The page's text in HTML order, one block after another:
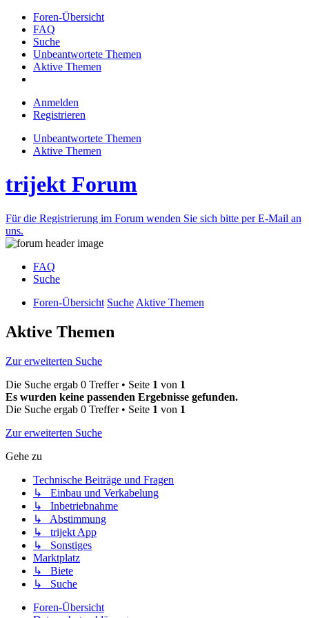
Foren-Übersicht
FAQ
Suche
Unbeantwortete Themen
Aktive Themen
Anmelden
Registrieren
Unbeantwortete Themen
Aktive Themen
trijekt Forum
Für die Registrierung im Forum wenden Sie sich bitte per E-Mail an
uns.
FAQ
Suche
Foren-Übersicht Suche Aktive Themen
Aktive Themen
Zur erweiterten Suche
Die Suche ergab 0 Treffer • Seite 1 von 1
Es wurden keine passenden Ergebnisse gefunden.
Die Suche ergab 0 Treffer • Seite 1 von 1
Zur erweiterten Suche
Gehe zu
Technische Beiträge und Fragen
↳ Einbau und Verkabelung
↳ Inbetriebnahme
↳ Abstimmung
↳ trijekt App
↳ Sonstiges
Marktplatz
↳ Biete
↳ Suche
Foren-Übersicht